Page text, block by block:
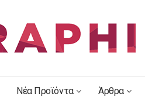
Νέα Προϊόντα Άρθρα